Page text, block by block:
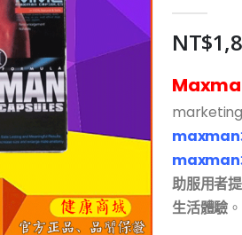
NT$
maxman
maxman
助服用者
生活體驗 。